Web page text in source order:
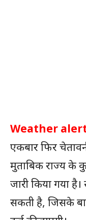
Weather
एकबार फिर
मुताबिक राज्य के
जारी किया गया
सकती है, जिसके